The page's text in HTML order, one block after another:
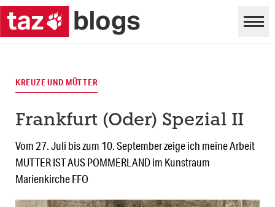
KREUZE UND MÜTTER
Frankfurt (Oder) Spezial II
Vom 27. Juli bis zum 10. September zeige ich meine Arbeit
MUTTER IST AUS POMMERLAND im Kunstraum
Marienkirche FFO